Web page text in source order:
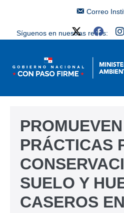
Correo
Síguenos en nuestras redes:
PRÁCTICAS
SUELO Y
CASEROS